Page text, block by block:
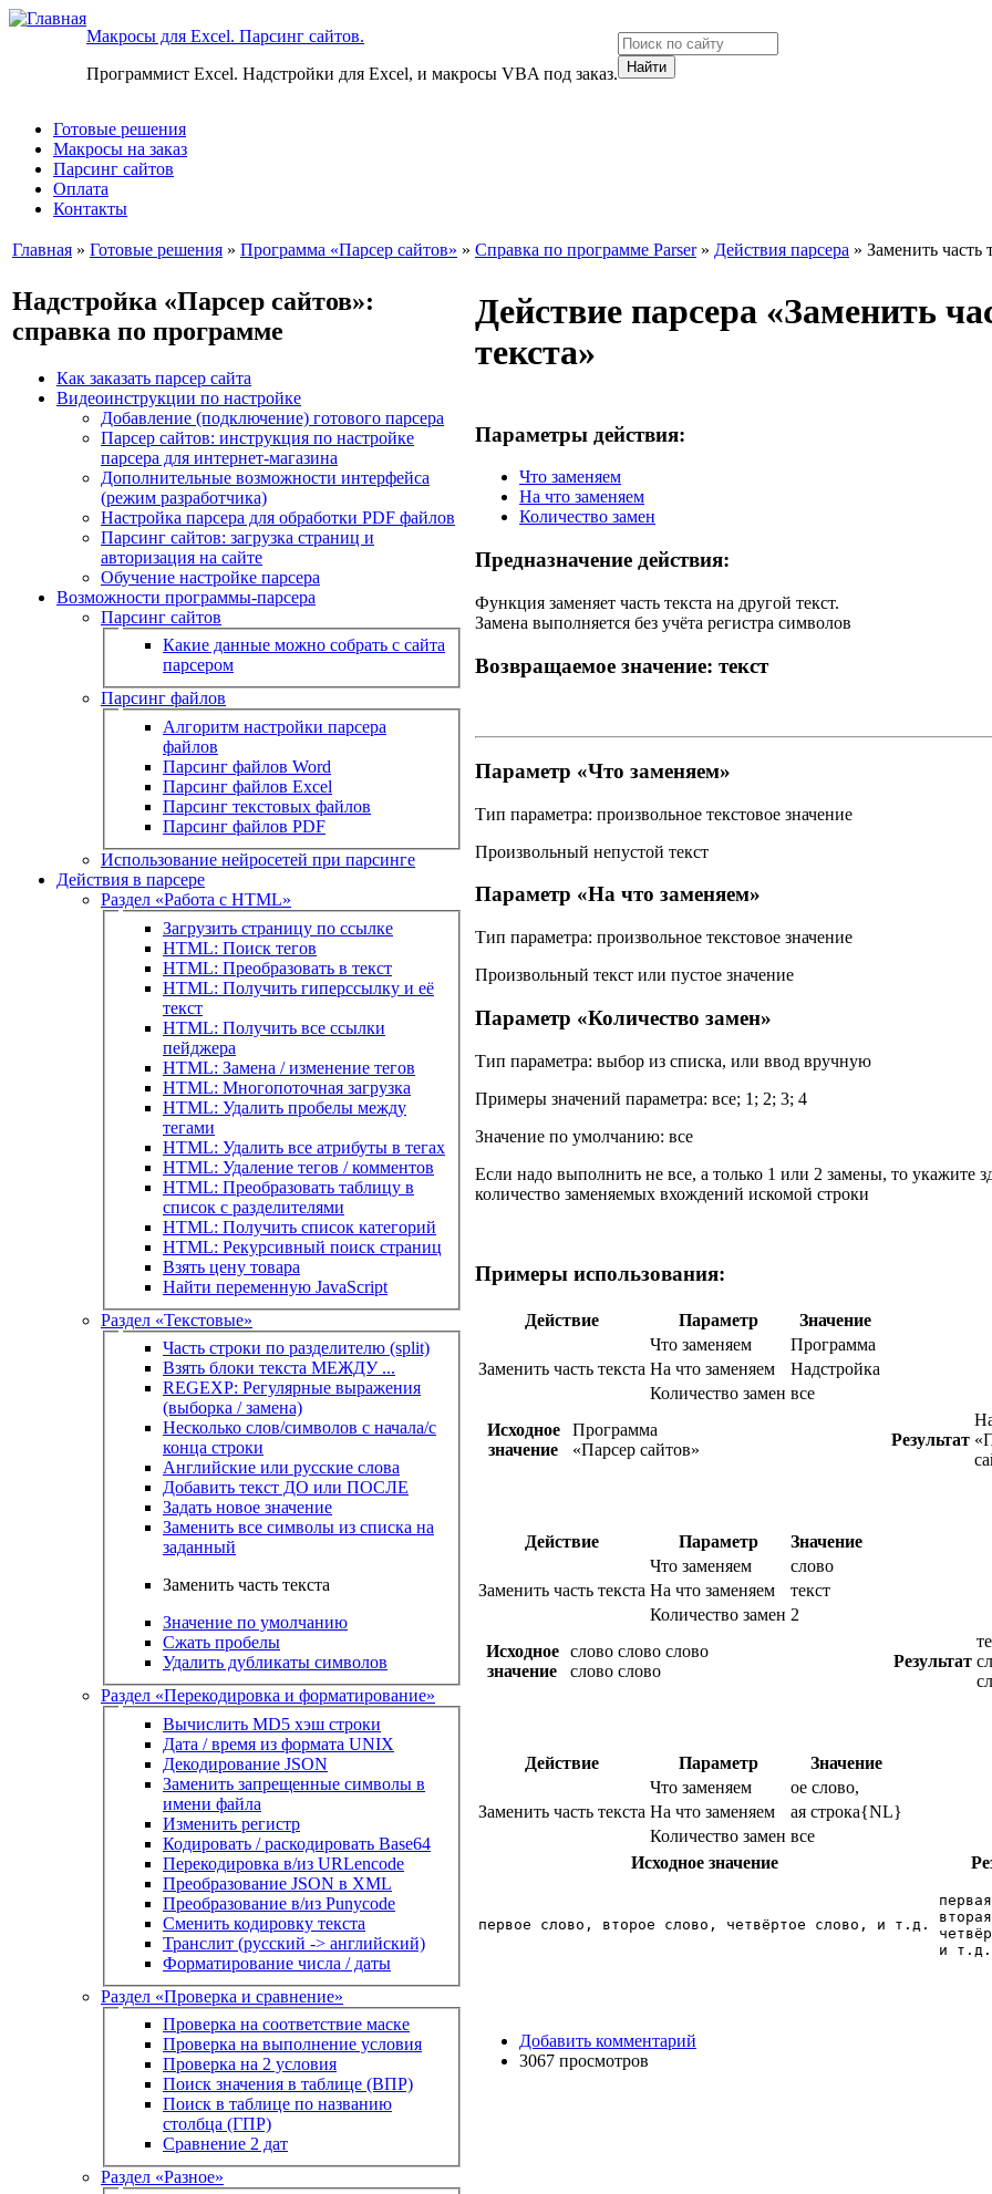
Макросы для Excel. Парсинг сайтов.
Программист Excel. Надстройки для Excel, и макросы VBA под заказ.
Готовые решения
Макросы на заказ
Парсинг сайтов
Оплата
Контакты
Главная » Готовые решения » Программа «Парсер сайтов» » Справка по программе Parser» Действия парсера » Заменить часть
Надстройка «Парсер сайтов»:
справка по программе
Как заказать парсер сайта
Видеоинструкции по настройке
Добавление (подключение) готового парсера
Парсер сайтов: инструкция по настройке
парсера для интернет-магазина
Дополнительные возможности интерфейса
(режим разработчика)
Настройка парсера для обработки PDF файлов
Парсинг сайтов: загрузка страниц и
авторизация на сайте
Обучение настройке парсера
Возможности программы-парсера
Парсинг сайтов
Какие данные можно собрать с сайта
парсером
Парсинг файлов
Алгоритм настройки парсера
файлов
Парсинг файлов Word
Парсинг файлов Excel
Парсинг текстовых файлов
Парсинг файлов PDF
Использование нейросетей при парсинге
Действия в парсере
Раздел «Работа с HTML»
Загрузить страницу по ссылке
HTML: Поиск тегов
HTML: Преобразовать в текст
HTML: Получить гиперссылку и её
текст
HTML: Получить все ссылки
пейджера
HTML: Замена / изменение тегов
HTML: Многопоточная загрузка
HTML: Удалить пробелы между
тегами
HTML: Удалить все атрибуты в тегах
HTML: Удаление тегов / комментов
HTML: Преобразовать таблицу в
список с разделителями
HTML: Получить список категорий
HTML: Рекурсивный поиск страниц
Взять цену товара
Найти переменную JavaScript
Раздел «Текстовые»
Часть строки по разделителю (split)
Взять блоки текста МЕЖДУ ...
REGEXP: Регулярные выражения
(выборка / замена)
Несколько слов/символов с начала/с
конца строки
Английские или русские слова
Добавить текст ДО или ПОСЛЕ
Задать новое значение
Заменить все символы из списка на
заданный
Заменить часть текста
Значение по умолчанию
Сжать пробелы
Удалить дубликаты символов
Раздел «Перекодировка и форматирование»
Вычислить MD5 хэш строки
Дата / время из формата UNIX
Декодирование JSON
Заменить запрещенные символы в
имени файла
Изменить регистр
Кодировать / раскодировать Base64
Перекодировка в/из URLencode
Преобразование JSON в XML
Преобразование в/из Punycode
Сменить кодировку текста
Транслит (русский -> английский)
Форматирование числа / даты
Раздел «Проверка и сравнение»
Проверка на соответствие маске
Проверка на выполнение условия
Проверка на 2 условия
Поиск значения в таблице (ВПР)
Поиск в таблице по названию
столбца (ГПР)
Сравнение 2 дат
Раздел «Разное»
Действие парсера «Заменить
текста»
Параметры действия:
Что заменяем
На что заменяем
Количество замен
Предназначение действия:
Функция заменяет часть текста на другой текст.
Замена выполняется без учёта регистра символов
Возвращаемое значение: текст
Параметр «Что заменяем»
Тип параметра: произвольное текстовое значение
Произвольный непустой текст
Параметр «На что заменяем»
Тип параметра: произвольное текстовое значение
Произвольный текст или пустое значение
Параметр «Количество замен»
Тип параметра: выбор из списка, или ввод вручную
Примеры значений параметра: все; 1; 2; 3; 4
Значение по умолчанию: все
Если надо выполнить не все, а только 1 или 2 замены, то укажите
количество заменяемых вхождений искомой строки
Примеры использования:
Действие Параметр Значение
Заменить часть текста
Что заменяем
Программа
На что заменяем
Надстройка
Количество замен все
Исходное
значение
Программа
«Парсер сайтов»
Результат
Действие Параметр Значение
Заменить часть текста
Что заменяем
слово
На что заменяем
текст
Количество замен 2
Исходное
значение
слово слово слово
слово слово
Результат
Действие Параметр Значение
Заменить часть текста
Что заменяем
ое слово,
На что заменяем
ая строка{NL}
Количество замен все
Исходное значение
первое слово, второе слово, четвёртое слово, и т.д.
и т.д.
Добавить комментарий
3067 просмотров